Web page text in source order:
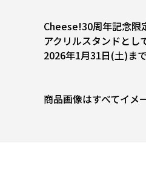
Cheese!30周年記念限
アクリルスタンドと
2026年1月31日(土)ま
商品画像はすべてイメ